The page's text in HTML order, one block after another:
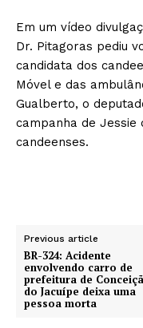
Em um vídeo
Dr. Pitagoras pediu
candidata dos
Móvel e das
Gualberto, o
campanha de Jessie
candeenses.
Previous article
BR-324: Acidente
envolvendo carro de
prefeitura de
do Jacuípe deixa uma
pessoa morta